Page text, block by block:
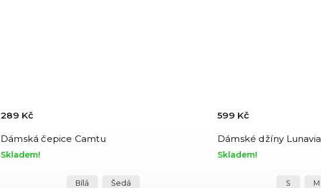
Dámská čepice Camtu
Skladem!
289 Kč
Bílá Šedá
Dámské džíny Lunavia
Skladem!
599 Kč
S M